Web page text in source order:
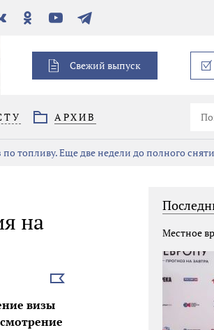
Одноклассники
YouTubeТелеграм
Свежий выпуск
АРХИВ
по топливу. Еще две недели до полного
на
Выбрать
визы
Местное